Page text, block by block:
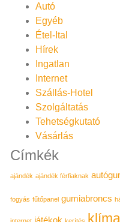
Autó
Egyéb
Étel-Ital
Hírek
Ingatlan
Internet
Szállás-Hotel
Szolgáltatás
Tehetségkutató
Vásárlás
Címkék
ajándék ajándék férfiaknak
fogyás fűtőpanel gumiabroncs
klíma